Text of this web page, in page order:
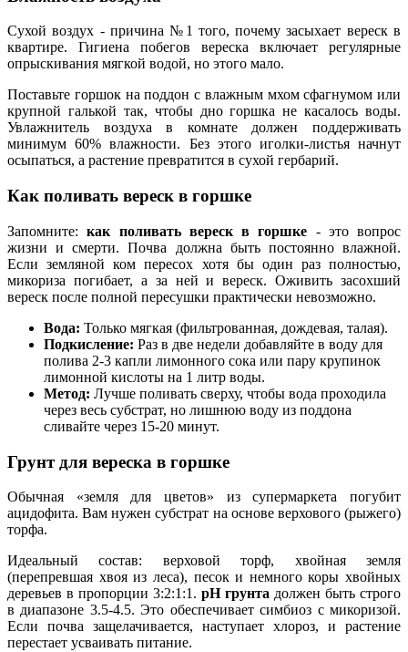
Сухой воздух - причина №1 того, почему засыхает вереск в
квартире. Гигиена побегов вереска включает регулярные
опрыскивания мягкой водой, но этого мало.
Поставьте горшок на поддон с влажным мхом сфагнумом или
крупной галькой так, чтобы дно горшка не касалось воды.
Увлажнитель воздуха в комнате должен поддерживать
минимум 60% влажности. Без этого иголки-листья начнут
осыпаться, а растение превратится в сухой гербарий.
Как поливать вереск в горшке
Запомните:как поливать вереск в горшке - это вопрос
жизни и смерти. Почва должна быть постоянно влажной.
Если земляной ком пересох хотя бы один раз полностью,
микориза погибает, а за ней и вереск. Оживить засохший
вереск после полной пересушки практически невозможно.
Вода: Только мягкая (фильтрованная, дождевая, талая).
Подкисление: Раз в две недели добавляйте в воду для
полива 2-3 капли лимонного сока или пару крупинок
лимонной кислоты на 1 литр воды.
Метод: Лучше поливать сверху, чтобы вода проходила
через весь субстрат, но лишнюю воду из поддона
сливайте через 15-20 минут.
Грунт для вереска в горшке
Обычная «земля для цветов» из супермаркета погубит
ацидофита. Вам нужен субстрат на основе верхового (рыжего)
торфа.
Идеальный состав: верховой торф, хвойная земля
(перепревшая хвоя из леса), песок и немного коры хвойных
деревьев в пропорции 3:2:1:1. pH грунта должен быть строго
в диапазоне 3.5-4.5. Это обеспечивает симбиоз с микоризой.
Если почва защелачивается, наступает хлороз, и растение
перестает усваивать питание.